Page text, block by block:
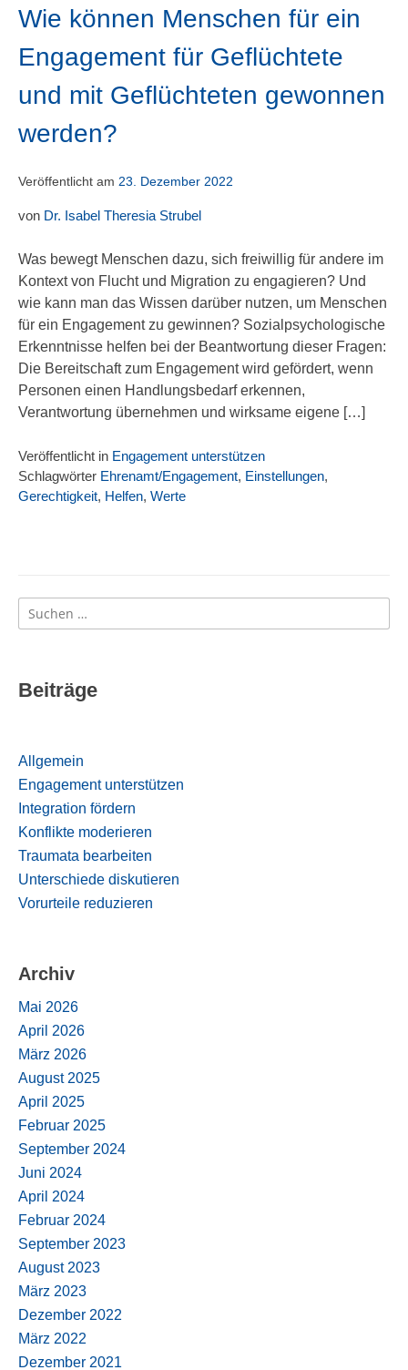
Wie können Menschen für ein
Engagement für Geflüchtete
und mit Geflüchteten gewonnen
werden?
Veröffentlicht am 23. Dezember 2022
von Dr. Isabel Theresia Strubel
Was bewegt Menschen dazu, sich freiwillig für andere im
Kontext von Flucht und Migration zu engagieren? Und
wie kann man das Wissen darüber nutzen, um Menschen
für ein Engagement zu gewinnen? Sozialpsychologische
Erkenntnisse helfen bei der Beantwortung dieser Fragen:
Die Bereitschaft zum Engagement wird gefördert, wenn
Personen einen Handlungsbedarf erkennen,
Verantwortung übernehmen und wirksame eigene […]
Veröffentlicht in Engagement unterstützen
Schlagwörter Ehrenamt/Engagement, Einstellungen,
Gerechtigkeit, Helfen, Werte
Suchen
nach:
Beiträge
Allgemein
Engagement unterstützen
Integration fördern
Konflikte moderieren
Traumata bearbeiten
Unterschiede diskutieren
Vorurteile reduzieren
Archiv
Mai 2026
April 2026
März 2026
August 2025
April 2025
Februar 2025
September 2024
Juni 2024
April 2024
Februar 2024
September 2023
August 2023
März 2023
Dezember 2022
März 2022
Dezember 2021